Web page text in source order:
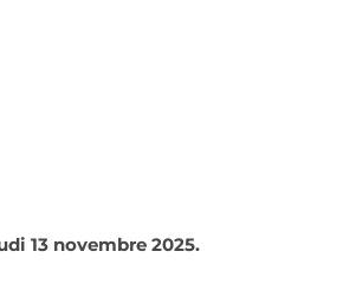
13 novembre 2025.